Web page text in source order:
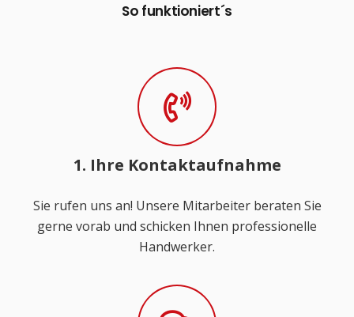
So funktioniert´s
1. Ihre Kontaktaufnahme
Sie rufen uns an! Unsere Mitarbeiter beraten Sie
gerne vorab und schicken Ihnen professionelle
Handwerker.